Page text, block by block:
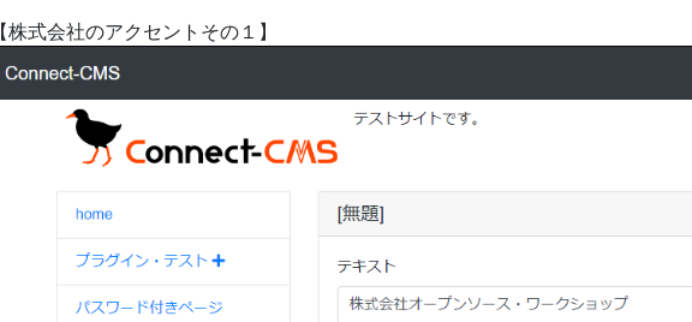
【株式会社のアクセントその１】